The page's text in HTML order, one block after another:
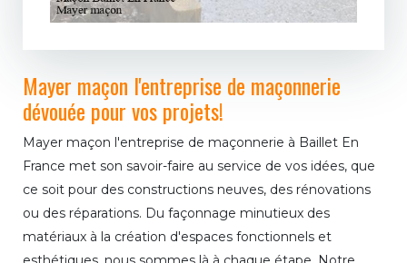
Mayer maçon l'entreprise de maçonnerie
dévouée pour vos projets!
Mayer maçon l'entreprise de maçonnerie à Baillet En
France met son savoir-faire au service de vos idées, que
ce soit pour des constructions neuves, des rénovations
ou des réparations. Du façonnage minutieux des
matériaux à la création d'espaces fonctionnels et